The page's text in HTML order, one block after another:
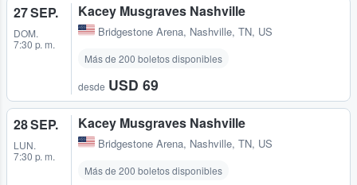
27 SEP.
DOM.
7:30 p. m.
Kacey Musgraves Nashville
Bridgestone Arena, Nashville, TN, US
Más de 200 boletos disponibles
desde USD 69
28 SEP.
LUN.
7:30 p. m.
Kacey Musgraves Nashville
Bridgestone Arena, Nashville, TN, US
Más de 200 boletos disponibles